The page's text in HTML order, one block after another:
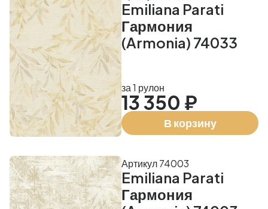
Emiliana Parati
Гармония
(Armonia) 74033
за 1 рулон
13 350 ₽
В корзину
Emiliana Parati
Гармония
Артикул 74003